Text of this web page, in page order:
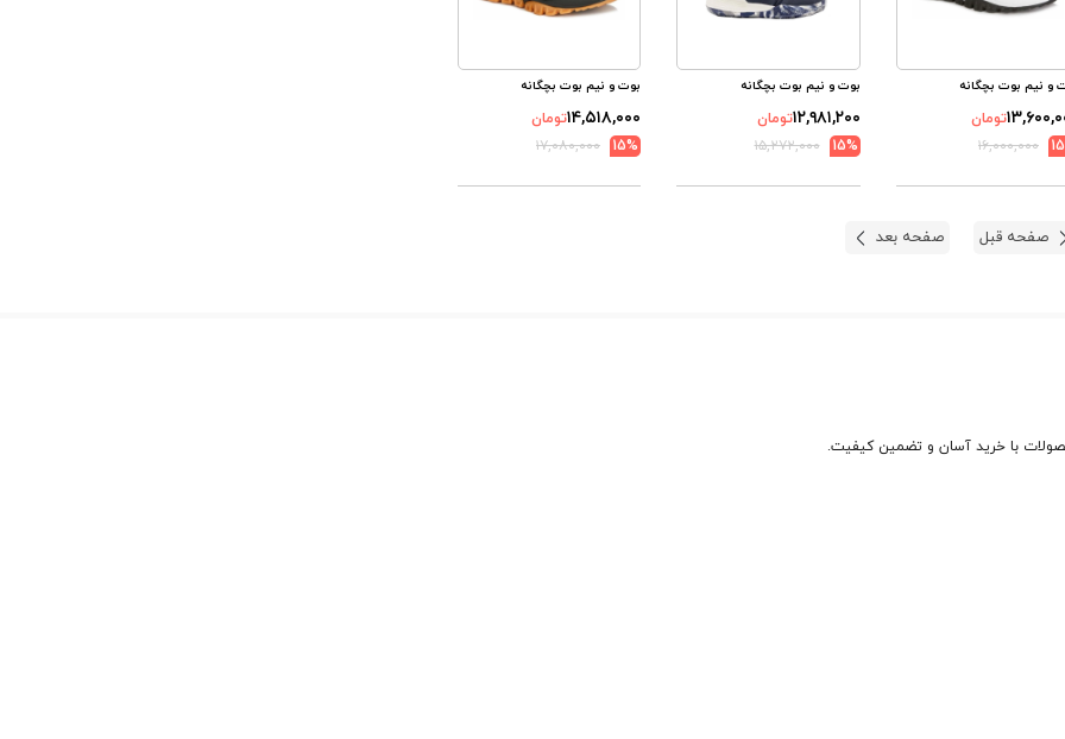
و نیم بوت بچگانه
تومان
۱۶,۰۰۰,۰۰۰
بوت و نیم بوت بچگانه
۱۲,۹۸۱,۲۰۰تومان
15%
۱۵,۲۷۲,۰۰۰
بوت و نیم بوت بچگانه
۱۴,۵۱۸,۰۰۰تومان
15%
۱۷,۰۸۰,۰۰۰
صفحه قبل صفحه بعد
با خرید آسان و تضمین کیفیت.